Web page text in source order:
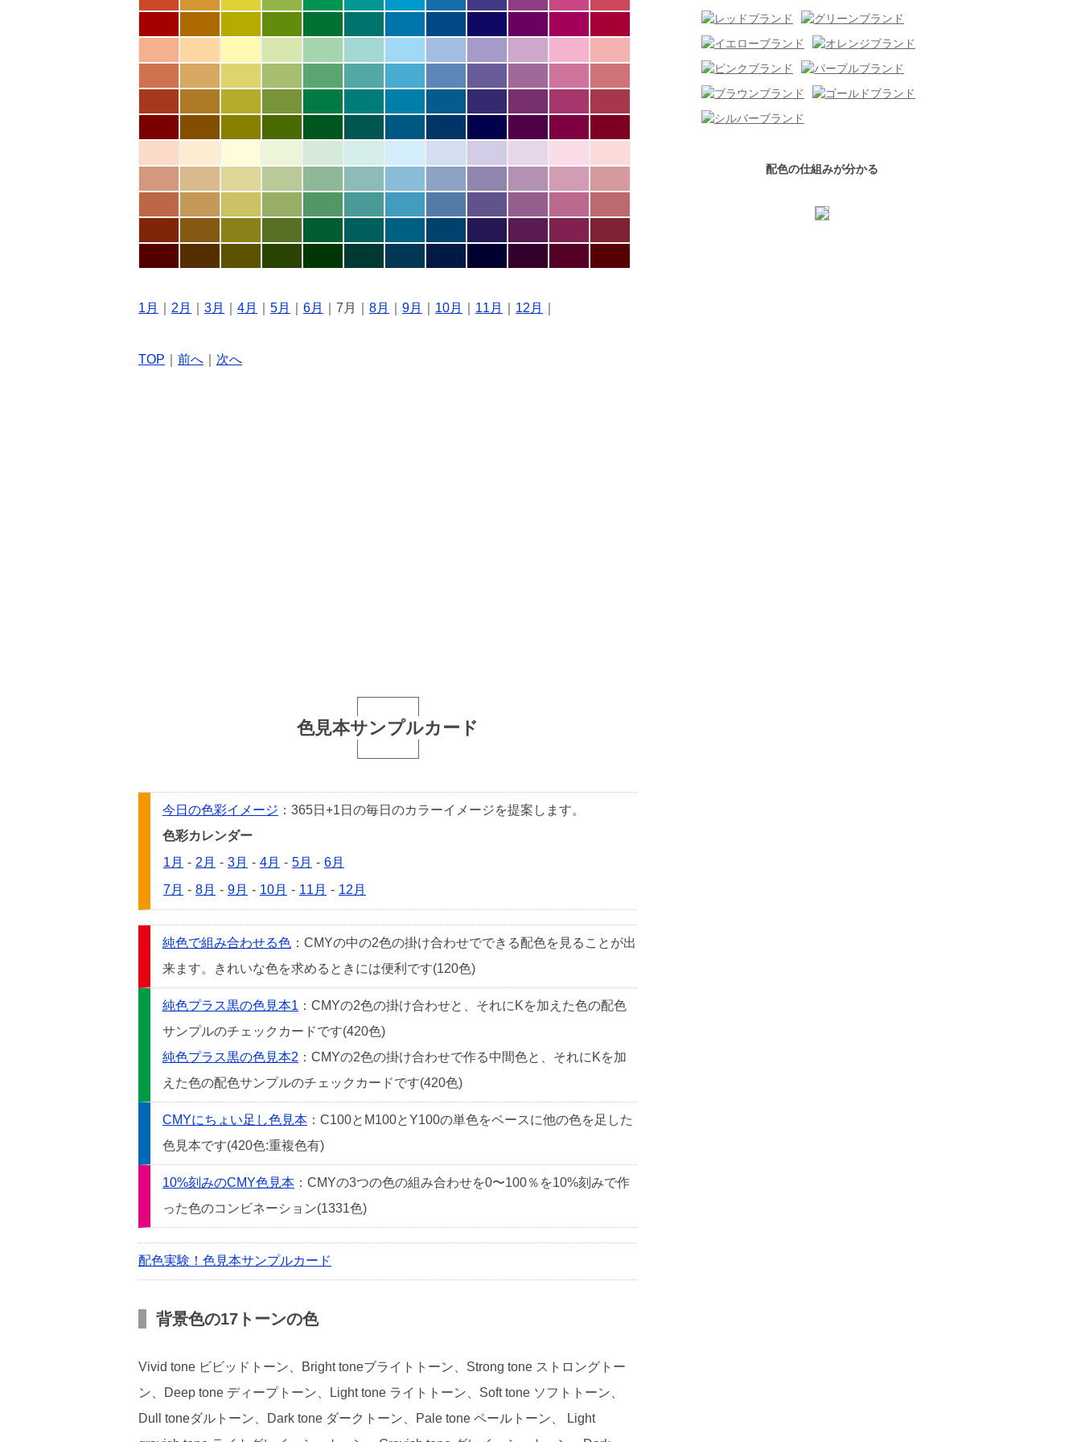
1月 2月 3月 4月 5月 6月 ｜7月｜ 8月 9月 10月 11月 12月
TOP 前へ 次へ
色見本サンプルカード
今日の色彩イメージ ：365日+1日の毎日のカラーイメージを提案します。
色彩カレンダー
1月 - 2月 - 3月 - 4月 - 5月 - 6月
7月 - 8月 - 9月 - 10月 - 11月 - 12月
純色で組み合わせる色 ：CMYの中の2色の掛け合わせでできる配色を見ることが出
来ます。きれいな色を求めるときには便利です(120色)
純色プラス黒の色見本1 ：CMYの2色の掛け合わせと、それにKを加えた色の配色
サンプルのチェックカードです(420色)
純色プラス黒の色見本2 ：CMYの2色の掛け合わせで作る中間色と、それにKを加
えた色の配色サンプルのチェックカードです(420色)
CMYにちょい足し色見本 ：C100とM100とY100の単色をベースに他の色を足した
色見本です(420色:重複色有)
10%刻みのCMY色見本 ：CMYの3つの色の組み合わせを0〜100％を10%刻みで作
った色のコンビネーション(1331色)
配色実験！色見本サンプルカード
背景色の17トーンの色
Vivid tone ビビッドトーン、Bright toneブライトトーン、Strong tone ストロングトー
ン、Deep tone ディープトーン、Light tone ライトトーン、Soft tone ソフトトーン、
Dull toneダルトーン、Dark tone ダークトーン、Pale tone ペールトーン、 Light
配色の仕組みが分かる